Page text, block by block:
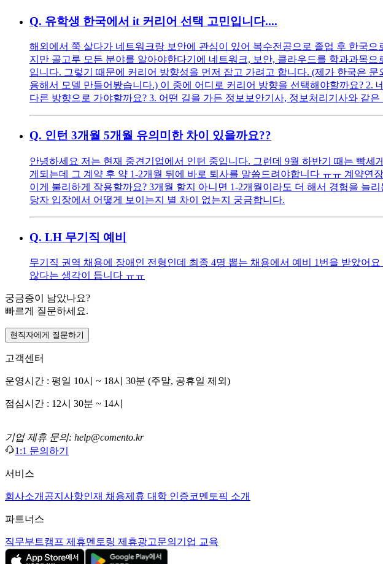
Q. 유학생 한국에서 it 커리어 선택 고민입니다....
해외에서 쭉 살다가 네트워크랑 보안에 관심이 있어 복수전공으로 졸업 후 한국
지만 골고루 모든 분야를 알아야한다기에 네트워크, 보안, 클라우드를 학과과목
입니다. 그렇기 때문에 커리어 방향성을 먼저 잡고 가려고 합니다. (제가 한국은
용해서 모델 만들어봤습니다.) 이 중에 어디로 커리어 방향을 선택해야할까요?
다른 방향으로 가야할까요? 3. 어떤 길을 가든 정보보안기사, 정보처리기사와 같
Q. 인턴 3개월 5개월 유의미한 차이 있을까요??
안녕하세요 저는 현재 중견기업에서 인턴 중입니다. 그런데 9월 하반기 때는 빡
게되는데 그 계약 후 약 1-2개월 뒤에 바로 퇴사를 말씀드려야합니다 ㅠㅠ 계약연
이게 불리하게 작용할까요? 3개월 할지 아니면 1-2개월이라도 더 해서 경험을 늘
당자 입장에서 어떻게 보이는지 별 차이 없는지 궁금합니다.
Q. LH 무기직 예비
무기직 권역 채용에 장애인 전형인데 최종 4명 뽑는 채용에서 예비 1번을 받았어
않다는 생각이 듭니다 ㅠㅠ
궁금증이 남았나요?
빠르게 질문하세요.
현직자에게 질문하기
고객센터
운영시간 : 평일 10시 ~ 18시 30분 (주말, 공휴일 제외)
점심시간 : 12시 30분 ~ 14시
기업 제휴 문의: help@comento.kr
1:1 문의하기
서비스
회사소개 공지사항인재 채용제휴 대학 인증코멘토픽 소개
파트너스
직무부트캠프 제휴멘토링 제휴광고문의 기업 교육